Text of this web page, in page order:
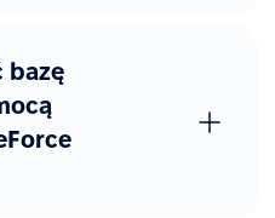
bazę